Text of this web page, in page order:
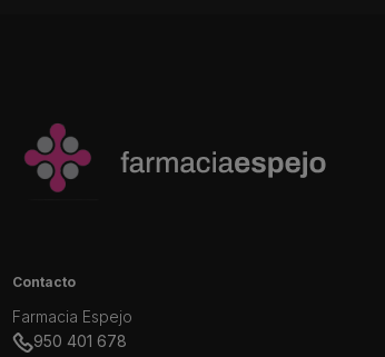
Contacto
Farmacia Espejo
950 401 678